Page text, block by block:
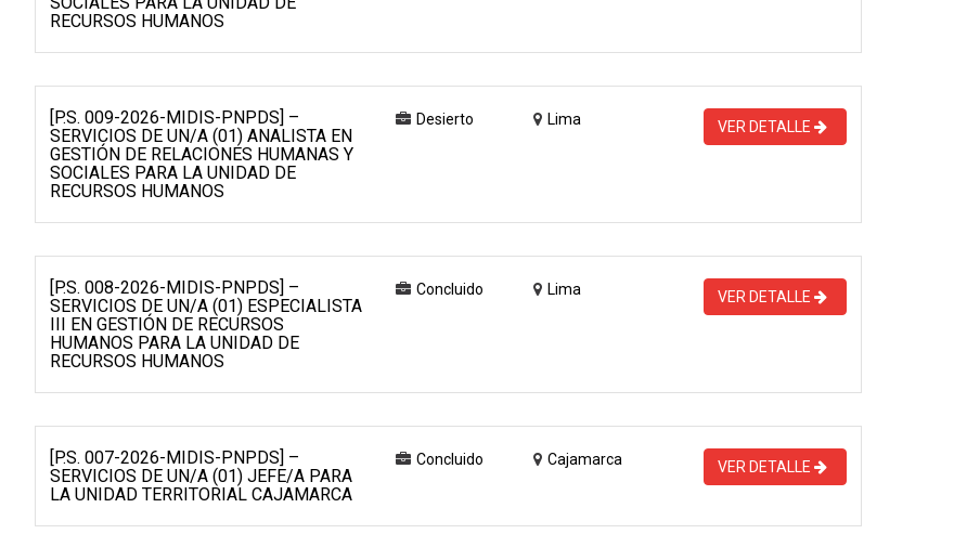
RECURSOS HUMANOS
[P.S. 009-2026-MIDIS-PNPDS] –
SERVICIOS DE UN/A (01) ANALISTA EN
GESTIÓN DE RELACIONES HUMANAS Y
SOCIALES PARA LA UNIDAD DE
RECURSOS HUMANOS
Desierto Lima VER DETALLE
[P.S. 008-2026-MIDIS-PNPDS] –
SERVICIOS DE UN/A (01) ESPECIALISTA
III EN GESTIÓN DE RECURSOS
HUMANOS PARA LA UNIDAD DE
RECURSOS HUMANOS
Concluido Lima VER DETALLE
[P.S. 007-2026-MIDIS-PNPDS] –
SERVICIOS DE UN/A (01) JEFE/A PARA
LA UNIDAD TERRITORIAL CAJAMARCA
Concluido Cajamarca VER DETALLE